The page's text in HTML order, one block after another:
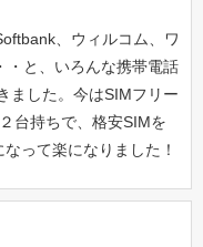
、ウィルコム、ワ
・と、いろんな携帯電話
ました。今はSIMフリー
台持ちで、格安SIMを
って楽になりました！